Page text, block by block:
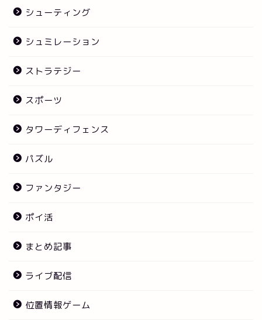
シューティング
シュミレーション
ストラテジー
スポーツ
タワーディフェンス
パズル
ファンタジー
ポイ活
まとめ記事
ライブ配信
位置情報ゲーム